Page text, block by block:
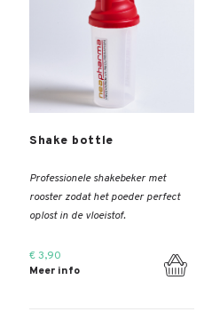
Shake bottle
Professionele shakebeker met
rooster zodat het poeder perfect
oplost in de vloeistof.
€ 3,90
Meer info